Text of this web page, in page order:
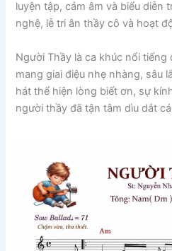
luyện tập, cảm âm và biểu diễn
nghệ, lễ tri ân thầy cô và hoạt
Người Thầy là ca khúc nổi tiếng
mang giai điệu nhẹ nhàng, sâu
hát thể hiện lòng biết ơn, sự
người thầy đã tận tâm dìu dắt